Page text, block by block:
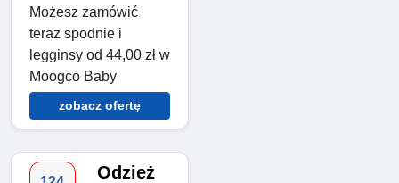
Możesz zamówić
teraz spodnie i
legginsy od 44,00 zł w
Moogco Baby
zobacz ofertę
Odzież